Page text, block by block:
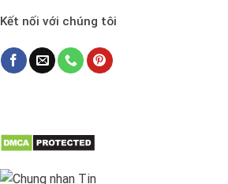
Kết nối với chúng tôi